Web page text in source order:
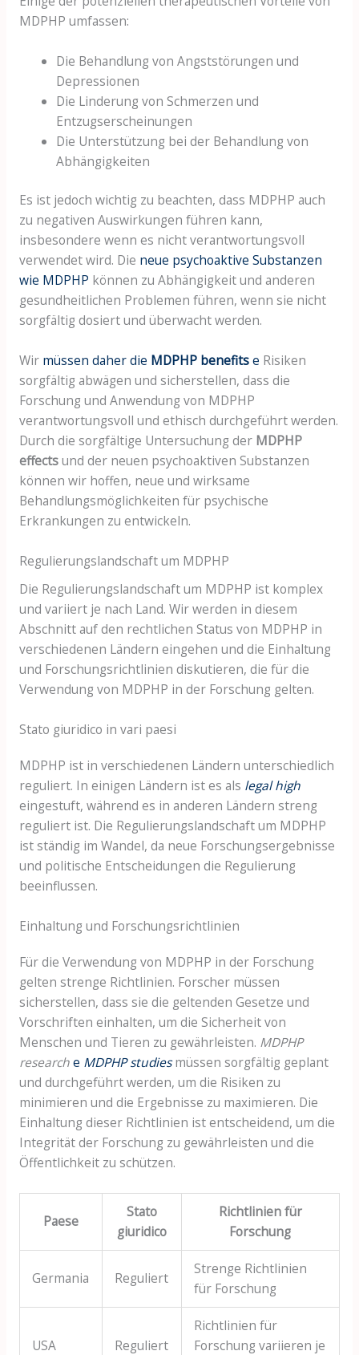
MDPHP umfassen:
Die Behandlung von Angststörungen und
Depressionen
Die Linderung von Schmerzen und
Entzugserscheinungen
Die Unterstützung bei der Behandlung von
Abhängigkeiten
Es ist jedoch wichtig zu beachten, dass MDPHP auch
zu negativen Auswirkungen führen kann,
insbesondere wenn es nicht verantwortungsvoll
verwendet wird. Die neue psychoaktive Substanzen
wie MDPHP können zu Abhängigkeit und anderen
gesundheitlichen Problemen führen, wenn sie nicht
sorgfältig dosiert und überwacht werden.
Wir müssen daher die MDPHP benefitse Risiken
sorgfältig abwägen und sicherstellen, dass die
Forschung und Anwendung von MDPHP
verantwortungsvoll und ethisch durchgeführt werden.
Durch die sorgfältige Untersuchung der MDPHP
effectsund der neuen psychoaktiven Substanzen
können wir hoffen, neue und wirksame
Behandlungsmöglichkeiten für psychische
Erkrankungen zu entwickeln.
Regulierungslandschaft um MDPHP
Die Regulierungslandschaft um MDPHP ist komplex
und variiert je nach Land. Wir werden in diesem
Abschnitt auf den rechtlichen Status von MDPHP in
verschiedenen Ländern eingehen und die Einhaltung
und Forschungsrichtlinien diskutieren, die für die
Verwendung von MDPHP in der Forschung gelten.
Stato giuridico in vari paesi
MDPHP ist in verschiedenen Ländern unterschiedlich
reguliert. In einigen Ländern ist es als legal high
eingestuft, während es in anderen Ländern streng
reguliert ist. Die Regulierungslandschaft um MDPHP
ist ständig im Wandel, da neue Forschungsergebnisse
und politische Entscheidungen die Regulierung
beeinflussen.
Einhaltung und Forschungsrichtlinien
Für die Verwendung von MDPHP in der Forschung
gelten strenge Richtlinien. Forscher müssen
sicherstellen, dass sie die geltenden Gesetze und
Vorschriften einhalten, um die Sicherheit von
Menschen und Tieren zu gewährleisten. MDPHP
researche MDPHP studiesmüssen sorgfältig geplant
und durchgeführt werden, um die Risiken zu
minimieren und die Ergebnisse zu maximieren. Die
Einhaltung dieser Richtlinien ist entscheidend, um die
Integrität der Forschung zu gewährleisten und die
Öffentlichkeit zu schützen.
Paese
Stato
giuridico
Richtlinien für
Forschung
Germania Reguliert
Strenge Richtlinien
für Forschung
USA Reguliert
Richtlinien für
Forschung variieren je